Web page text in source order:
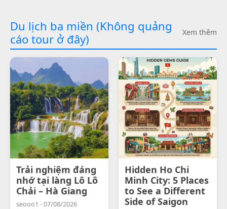
Du lịch ba miền (Không quảng
cáo tour ở đây)
Xem thêm
Trải nghiệm đáng
nhớ tại làng Lô Lô
Chải – Hà Giang
seooo1 - 07/08/2026
Hidden Ho Chi
Minh City: 5 Places
to See a Different
Side of Saigon